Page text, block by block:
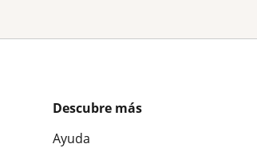
Descubre más
Ayuda